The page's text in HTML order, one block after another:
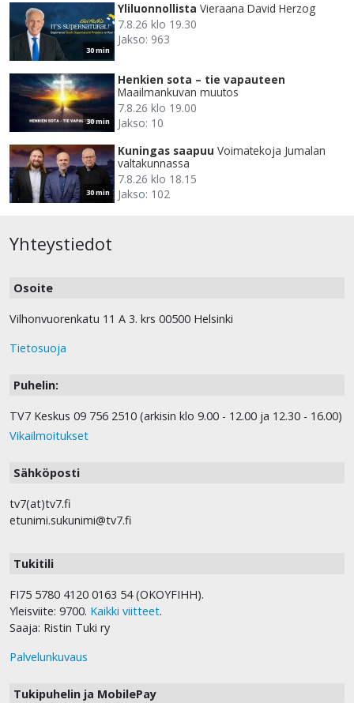
30 min
Yliluonnollista Vieraana David Herzog
7.8.26 klo 19.30
Jakso: 963
30 min
Henkien sota – tie vapauteen
Maailmankuvan muutos
7.8.26 klo 19.00
Jakso: 10
30 min
Kuningas saapuu Voimatekoja Jumalan
valtakunnassa
7.8.26 klo 18.15
Jakso: 102
Yhteystiedot
Osoite
Vilhonvuorenkatu 11 A 3. krs 00500 Helsinki
Tietosuoja
Puhelin:
TV7 Keskus 09 756 2510 (arkisin klo 9.00 - 12.00 ja 12.30 - 16.00)
Vikailmoitukset
Sähköposti
tv7(at)tv7.fi
etunimi.sukunimi@tv7.fi
Tukitili
FI75 5780 4120 0163 54 (OKOYFIHH).
Yleisviite: 9700. Kaikki viitteet.
Saaja: Ristin Tuki ry
Palvelunkuvaus
Tukipuhelin ja MobilePay